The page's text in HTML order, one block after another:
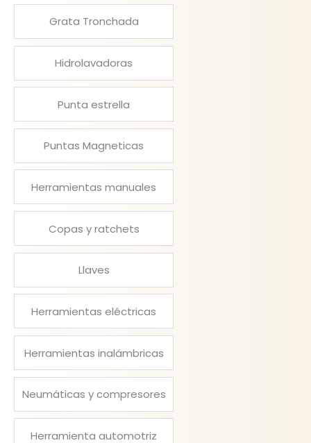
Grata Tronchada
Hidrolavadoras
Punta estrella
Puntas Magneticas
Herramientas manuales
Copas y ratchets
Llaves
Herramientas eléctricas
Herramientas inalámbricas
Neumáticas y compresores
Herramienta automotriz